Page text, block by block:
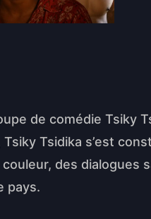
de comédie Tsiky
Tsidika s’est
des
pays.